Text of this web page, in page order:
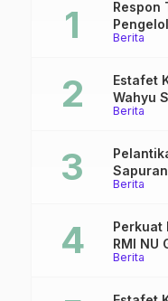
Berita
Respon
Berita
Estafet
Wahyu
Ma’arif
Berita
Berita
Perkuat
RMI NU
Pati